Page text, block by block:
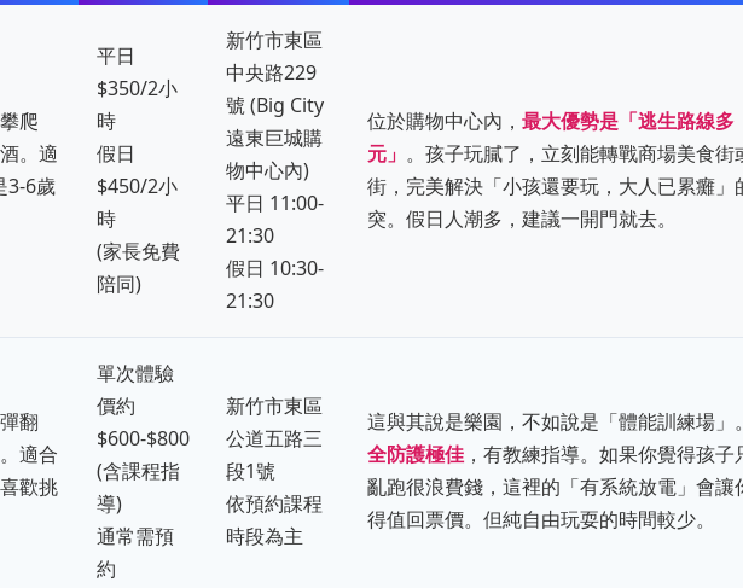
爬
。適
3-6歲
平日
$350/2小
時
假日
$450/2小
時
(家長免費
陪同)
新竹市東區
中央路229
號 (Big City
遠東巨城購
物中心內)
平日 11:00-
21:30
假日 10:30-
21:30
位於購物中心內， 最大優勢是「逃生路線多
元」 。孩子玩膩了，立刻能轉戰商場美食街
街，完美解決「小孩還要玩，大人已累癱」
突。假日人潮多，建議一開門就去。
翻
適合
歡挑
單次體驗
價約
$600-$800
(含課程指
導)
通常需預
約
新竹市東區
公道五路三
段1號
依預約課程
時段為主
這與其說是樂園，不如說是「體能訓練場」
全防護極佳 ，有教練指導。如果你覺得孩子
亂跑很浪費錢，這裡的「有系統放電」會讓
得值回票價。但純自由玩耍的時間較少。